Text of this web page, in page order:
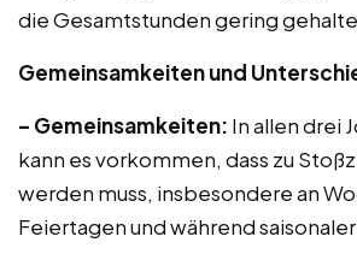
die Gesamtstunden gering
Gemeinsamkeiten und
– Gemeinsamkeiten: In allen drei
kann es vorkommen, dass zu
werden muss, insbesondere an
Feiertagen und während